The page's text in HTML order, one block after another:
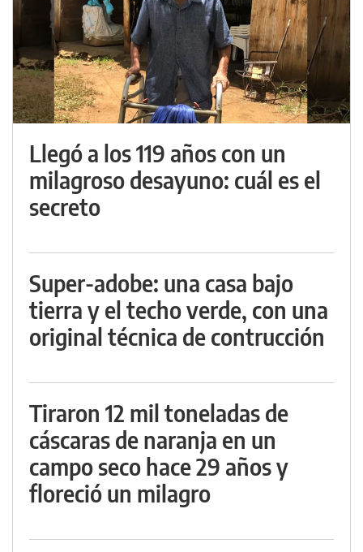
Llegó a los 119 años con un
milagroso desayuno: cuál es el
secreto
Super-adobe: una casa bajo
tierra y el techo verde, con una
original técnica de contrucción
Tiraron 12 mil toneladas de
cáscaras de naranja en un
campo seco hace 29 años y
floreció un milagro